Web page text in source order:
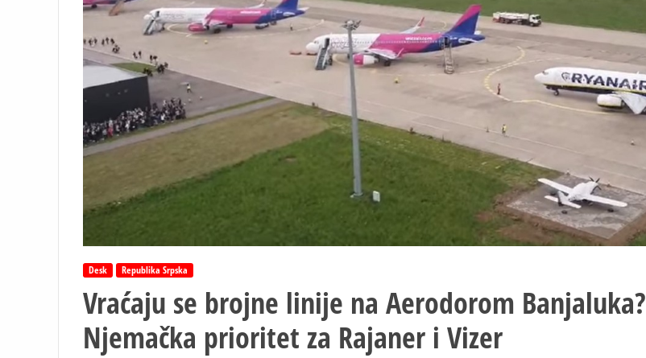
Desk Republika Srpska
Vraćaju se brojne linije na Aerodorom Banjaluka?
Njemačka prioritet za Rajaner i Vizer